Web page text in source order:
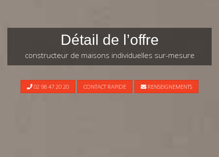
Détail de l’offre
constructeur de maisons individuelles sur-mesure
02 98 47 20 20 CONTACT RAPIDE RENSEIGNEMENTS